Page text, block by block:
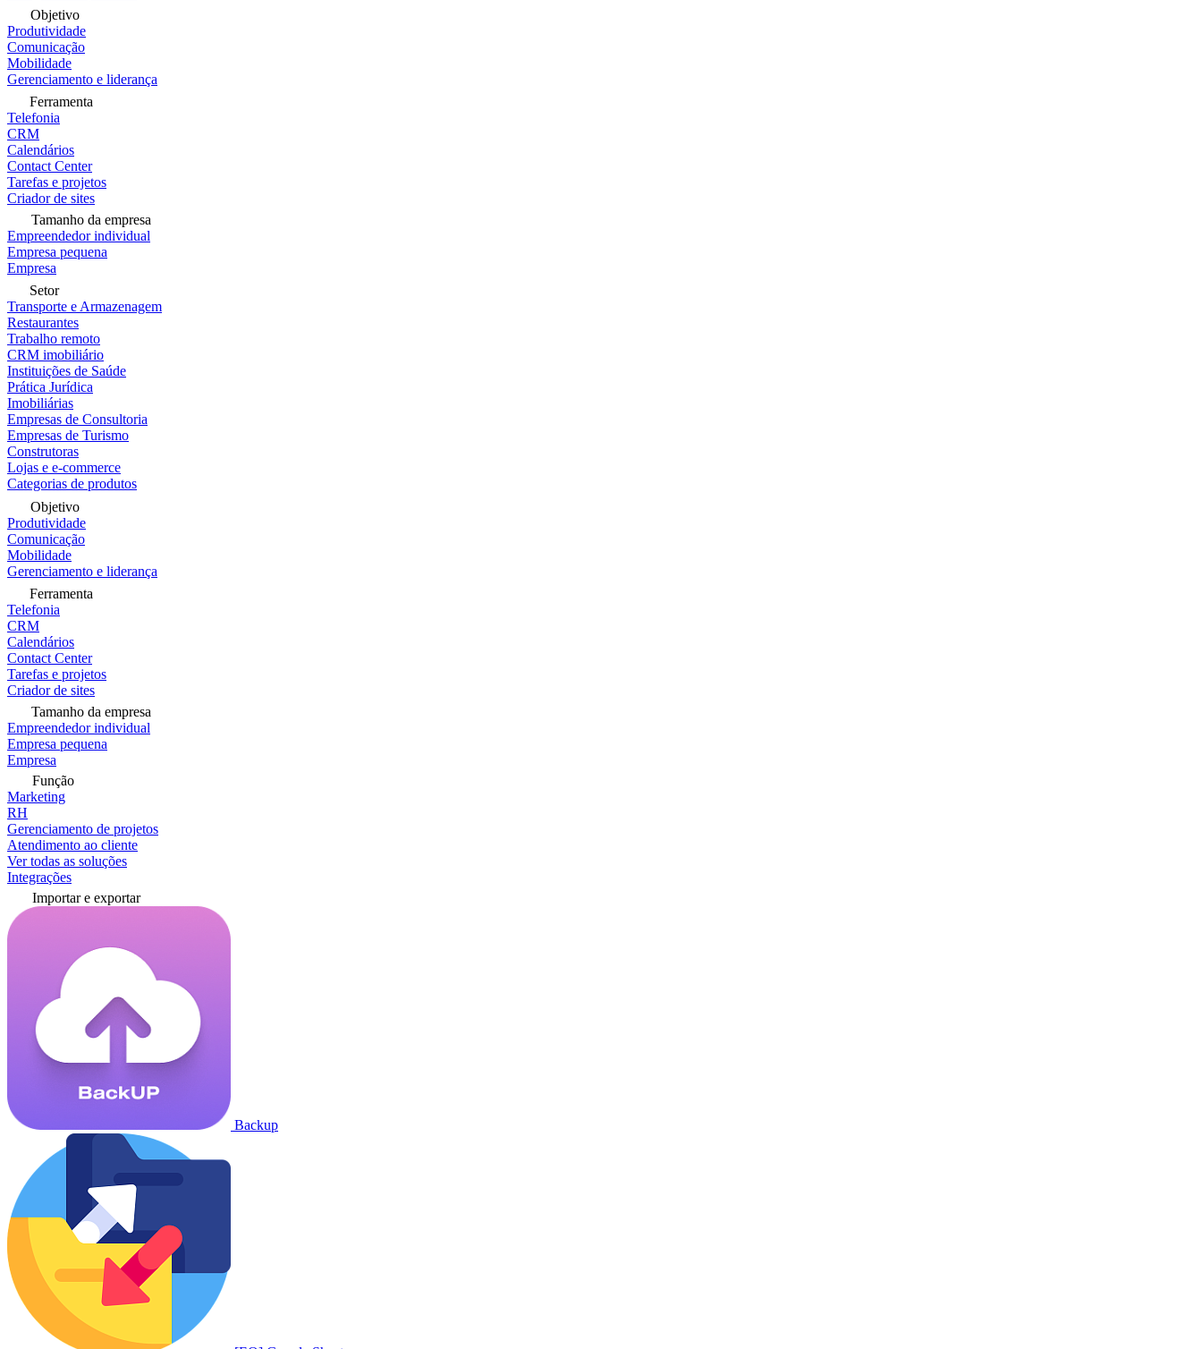
Objetivo
Produtividade
Comunicação
Mobilidade
Gerenciamento e liderança
Ferramenta
Telefonia
CRM
Calendários
Contact Center
Tarefas e projetos
Criador de sites
Tamanho da empresa
Empreendedor individual
Empresa pequena
Empresa
Setor
Transporte e Armazenagem
Restaurantes
Trabalho remoto
CRM imobiliário
Instituições de Saúde
Prática Jurídica
Imobiliárias
Empresas de Consultoria
Empresas de Turismo
Construtoras
Lojas e e-commerce
Categorias de produtos
Objetivo
Produtividade
Comunicação
Mobilidade
Gerenciamento e liderança
Ferramenta
Telefonia
CRM
Calendários
Contact Center
Tarefas e projetos
Criador de sites
Tamanho da empresa
Empreendedor individual
Empresa pequena
Empresa
Função
Marketing
RH
Gerenciamento de projetos
Atendimento ao cliente
Ver todas as soluções
Integrações
Importar e exportar
Backup